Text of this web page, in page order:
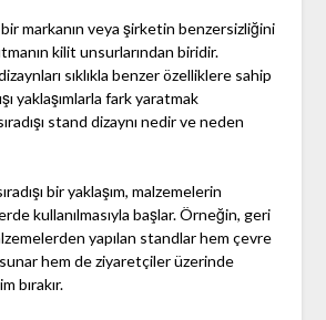
markanın veya şirketin benzersizliğini
kilit unsurlarından biridir.
sıklıkla benzer özelliklere sahip
yaklaşımlarla fark yaratmak
stand dizaynı nedir ve neden
bir yaklaşım, malzemelerin
kullanılmasıyla başlar. Örneğin, geri
yapılan standlar hem çevre
hem de ziyaretçiler üzerinde
bırakır.